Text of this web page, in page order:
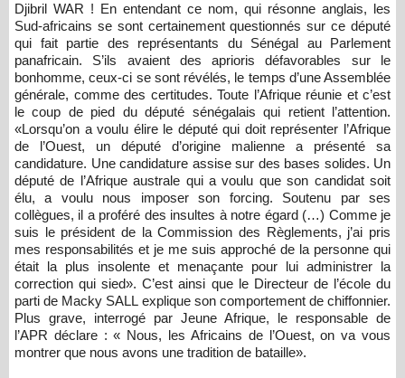
Djibril WAR ! En entendant ce nom, qui résonne anglais, les
Sud-africains se sont certainement questionnés sur ce député
qui fait partie des représentants du Sénégal au Parlement
panafricain. S’ils avaient des aprioris défavorables sur le
bonhomme, ceux-ci se sont révélés, le temps d’une Assemblée
générale, comme des certitudes. Toute l’Afrique réunie et c’est
le coup de pied du député sénégalais qui retient l’attention.
«Lorsqu’on a voulu élire le député qui doit représenter l’Afrique
de l’Ouest, un député d’origine malienne a présenté sa
candidature. Une candidature assise sur des bases solides. Un
député de l’Afrique australe qui a voulu que son candidat soit
élu, a voulu nous imposer son forcing. Soutenu par ses
collègues, il a proféré des insultes à notre égard (…) Comme je
suis le président de la Commission des Règlements, j’ai pris
mes responsabilités et je me suis approché de la personne qui
était la plus insolente et menaçante pour lui administrer la
correction qui sied». C’est ainsi que le Directeur de l’école du
parti de Macky SALL explique son comportement de chiffonnier.
Plus grave, interrogé par Jeune Afrique, le responsable de
l’APR déclare : « Nous, les Africains de l’Ouest, on va vous
montrer que nous avons une tradition de bataille».